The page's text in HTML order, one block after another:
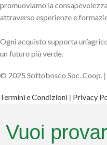
promuoviamo la
attraverso esperienze e
Ogni acquisto supporta
un futuro più verde.
© 2025 Sottobosco Soc. Coop.
Termini e Condizioni | Privacy
Vuoi